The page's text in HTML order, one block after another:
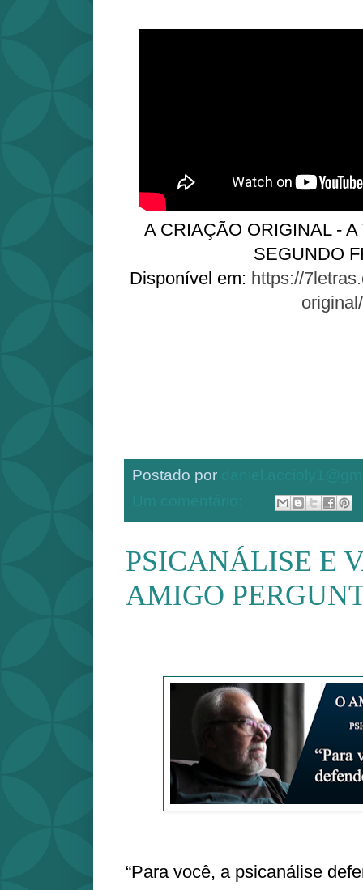
A CRIAÇÃO ORIGINAL -
SEGUNDO
Disponível em: https://
original/
Postado por
PSICANÁLISE E
AMIGO
“Para você, a psicanálise